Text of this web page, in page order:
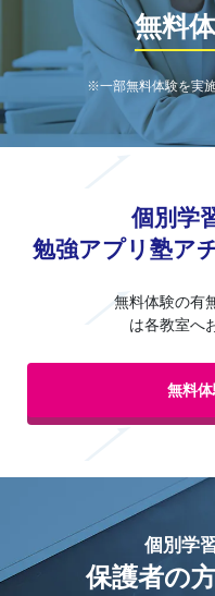
無料
※一部無料体験を実
個別学
勉強アプリ塾ア
無料体験の有
は各教室へ
無料
個別学
保護者の